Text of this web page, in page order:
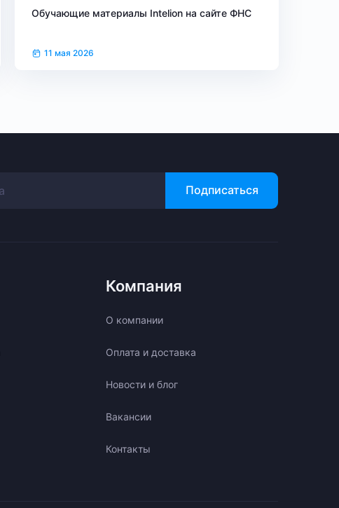
Обучающие материалы Intelion на сайте ФНС
11 мая 2026
Подписаться
Компания
О компании
Оплата и доставка
Новости и блог
Вакансии
Контакты